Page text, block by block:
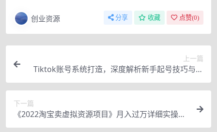
创业资源 分享 收藏 点赞(0)
上一篇
Tiktok账号系统打造，深度解析新手起号技巧与跨
境电商发展终局价值1980元
下一篇
《2022淘宝卖虚拟资源项目》月入过万详细实操：
适合新手及所有人